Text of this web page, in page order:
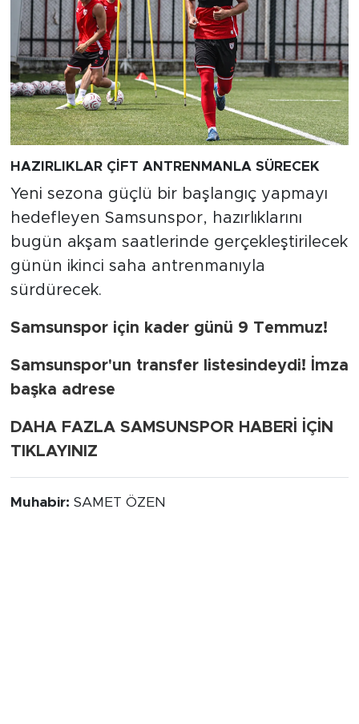
HAZIRLIKLAR ÇİFT ANTRENMANLA SÜRECEK
Yeni sezona güçlü bir başlangıç yapmayı
hedefleyen Samsunspor, hazırlıklarını
bugün akşam saatlerinde gerçekleştirilecek
günün ikinci saha antrenmanıyla
sürdürecek.
Samsunspor için kader günü 9 Temmuz!
Samsunspor'un transfer listesindeydi! İmza
başka adrese
DAHA FAZLA SAMSUNSPOR HABERİ İÇİN
TIKLAYINIZ
Muhabir: SAMET ÖZEN